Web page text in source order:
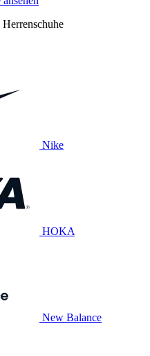
Herrenschuhe
Nike
HOKA
New Balance